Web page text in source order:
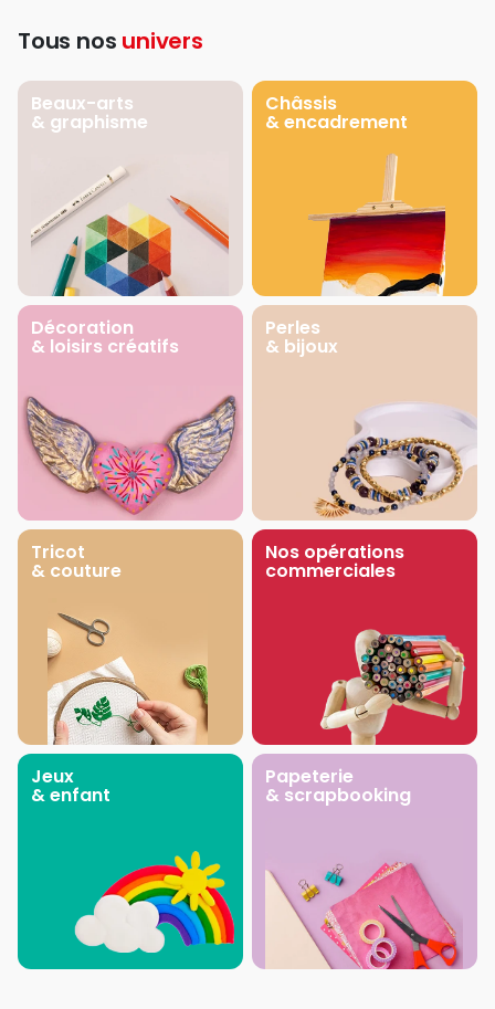
Tous nos univers
Beaux-arts
& graphisme
Châssis
& encadrement
Décoration
& loisirs créatifs
Perles
& bijoux
Tricot
& couture
Nos opérations
commerciales
Jeux
& enfant
Papeterie
& scrapbooking